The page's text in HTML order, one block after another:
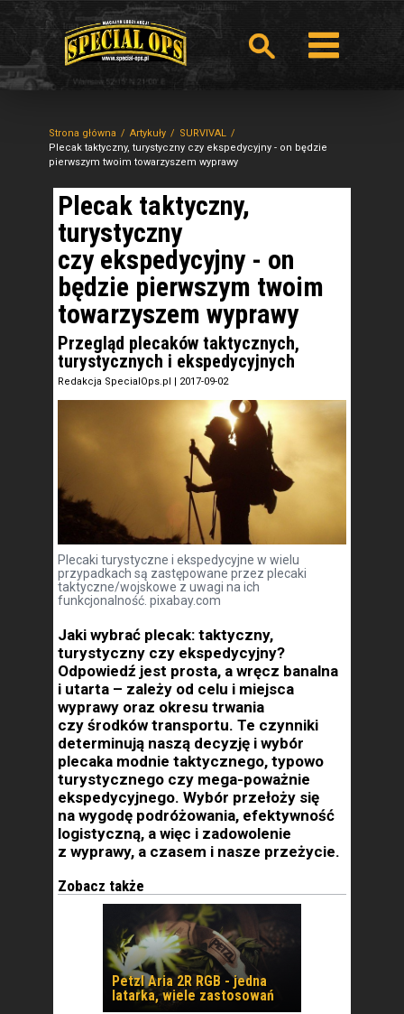
Strona główna Artykuły
SURVIVAL
Plecak taktyczny, turystyczny czy ekspedycyjny - on będzie
pierwszym twoim towarzyszem wyprawy
Plecak taktyczny,
turystyczny
czy ekspedycyjny - on
będzie pierwszym twoim
towarzyszem wyprawy
Przegląd plecaków taktycznych,
turystycznych i ekspedycyjnych
Redakcja SpecialOps.pl | 2017-09-02
Plecaki turystyczne i ekspedycyjne w wielu
przypadkach są zastępowane przez plecaki
taktyczne/wojskowe z uwagi na ich
funkcjonalność. pixabay.com
Jaki wybrać plecak: taktyczny,
turystyczny czy ekspedycyjny?
Odpowiedź jest prosta, a wręcz banalna
i utarta – zależy od celu i miejsca
wyprawy oraz okresu trwania
czy środków transportu. Te czynniki
determinują naszą decyzję i wybór
plecaka modnie taktycznego, typowo
turystycznego czy mega-poważnie
ekspedycyjnego. Wybór przełoży się
na wygodę podróżowania, efektywność
logistyczną, a więc i zadowolenie
z wyprawy, a czasem i nasze przeżycie.
Zobacz także
Petzl Aria 2R RGB - jedna
latarka, wiele zastosowań